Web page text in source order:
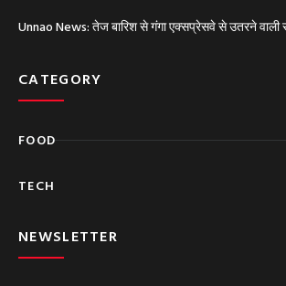
Unnao News: तेज बारिश से गंगा एक्सप्रेसवे से उतरने वाली
CATEGORY
FOOD
TECH
NEWSLETTER